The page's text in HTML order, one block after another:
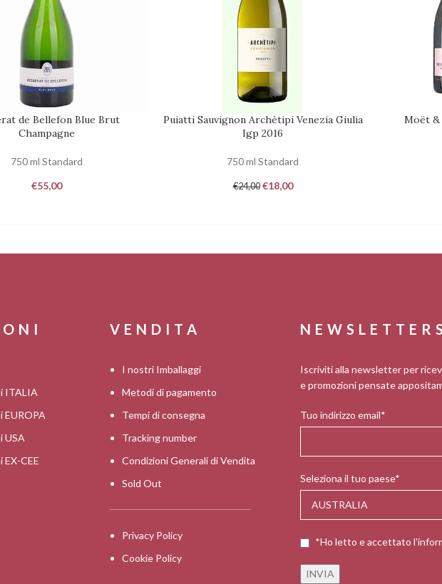
CARRELLO
de Bellefon Blue Brut
Champagne
750 ml Standard
€55,00
RICHIEDI DISPONIBILITÀ
Puiatti Sauvignon Archètipi Venezia Giulia
Igp 2016
750 ml Standard
€24,00 €18,00
RICHIEDI
Moët &
ITALIA
EUROPA
USA
CEE
VENDITA
I nostri Imballaggi
Metodi di pagamento
Tempi di consegna
Tracking number
Condizioni Generali di Vendita
Sold Out
Privacy Policy
Cookie Policy
NEWSLETTERS
Iscriviti alla newsletter per
e promozioni pensate
Tuo indirizzo email*
Seleziona il tuo paese*
*Ho letto e accettato